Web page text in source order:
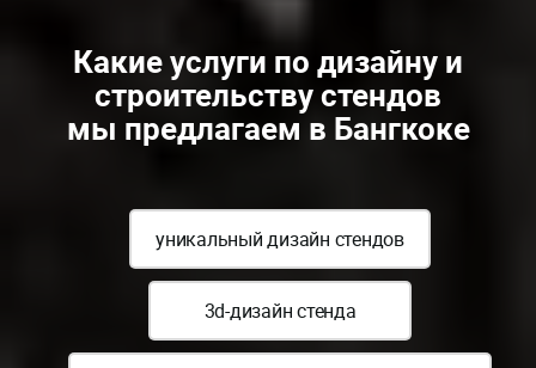
Какие услуги по дизайну и
строительству стендов
мы предлагаем в Бангкоке
уникальный дизайн стендов
3d-дизайн стенда